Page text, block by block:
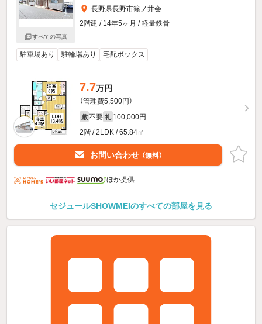
すべての写真
長野県長野市篠ノ井会
2階建 / 14年5ヶ月 / 軽量鉄骨
駐車場あり 駐輪場あり 宅配ボックス
7.7万円
（管理費5,500円）
敷 不要 礼 100,000円
2階 / 2LDK / 65.84㎡
お問い合わせ （無料）
ほか提供
セジュールSHOWMEIのすべての部屋を見る